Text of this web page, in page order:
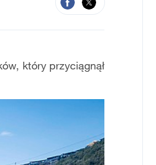
który przyciągnął